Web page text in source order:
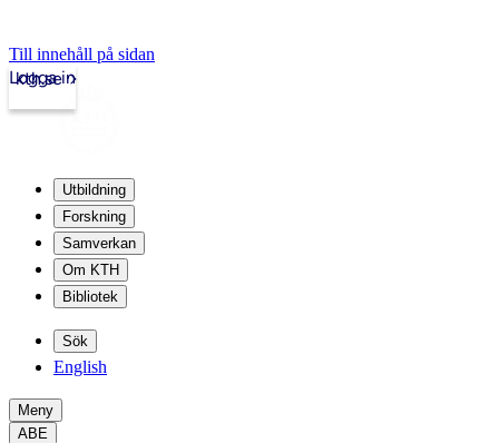
Till innehåll på sidan
kth.se
Logga in
Utbildning
Forskning
Samverkan
Om KTH
Bibliotek
Sök
English
Meny
ABE